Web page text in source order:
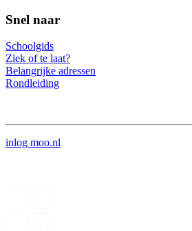
Snel naar
Schoolgids
Ziek of te laat?
Belangrijke adressen
Rondleiding
inlog moo.nl